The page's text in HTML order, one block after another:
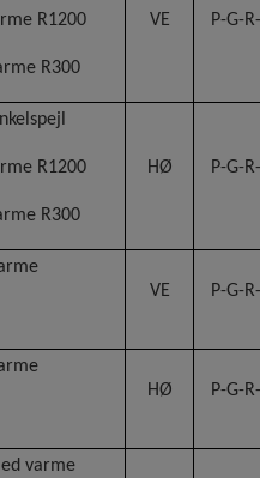
R1200
R300
VE P-G-
R1200
R300
HØ P-G-
VE P-G-
HØ P-G-
varme